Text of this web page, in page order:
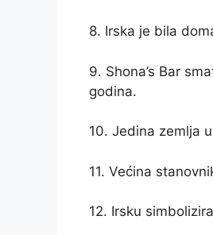
8. Irska je bila
9. Shona’s Bar
godina.
10. Jedina zemlja
11. Većina
12. Irsku